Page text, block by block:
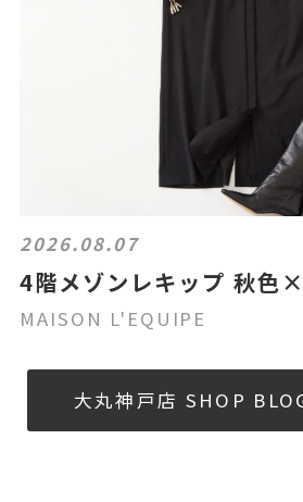
2026.08.07
4階メゾンレ
MAISON L'EQUIPE
大丸神戸店 SHOP